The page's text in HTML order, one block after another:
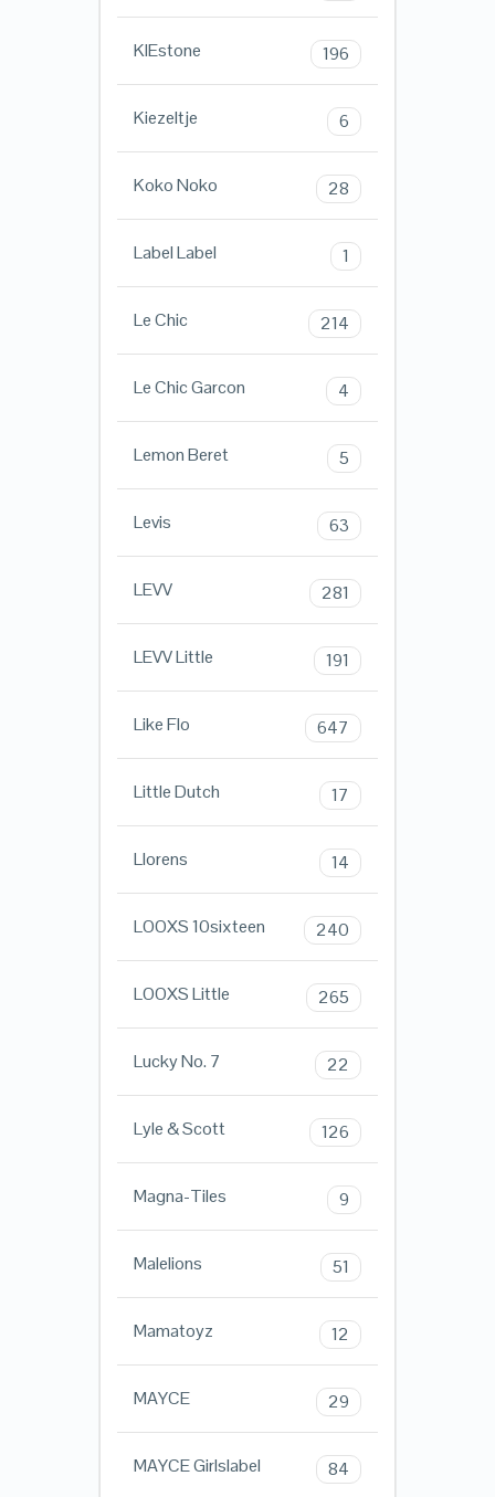
KIEstone 196
Kiezeltje 6
Koko Noko 28
Label Label 1
Le Chic 214
Le Chic Garcon 4
Lemon Beret 5
Levis 63
LEVV 281
LEVV Little 191
Like Flo 647
Little Dutch 17
Llorens 14
LOOXS 10sixteen 240
LOOXS Little 265
Lucky No. 7 22
Lyle & Scott 126
Magna-Tiles 9
Malelions 51
Mamatoyz 12
MAYCE 29
MAYCE Girlslabel 84